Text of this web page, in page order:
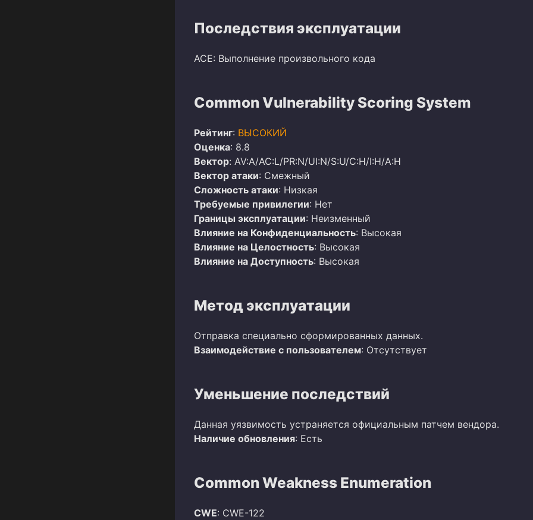
Последствия эксплуатации
ACE: Выполнение произвольного кода
Common Vulnerability Scoring System
Рейтинг: ВЫСОКИЙ
Оценка: 8.8
Вектор: AV:A/AC:L/PR:N/UI:N/S:U/C:H/I:H/A:H
Вектор атаки: Смежный
Сложность атаки: Низкая
Требуемые привилегии: Нет
Границы эксплуатации: Неизменный
Влияние на Конфиденциальность: Высокая
Влияние на Целостность: Высокая
Влияние на Доступность: Высокая
Метод эксплуатации
Отправка специально сформированных данных.
Взаимодействие с пользователем: Отсутствует
Уменьшение последствий
Данная уязвимость устраняется официальным патчем вендора.
Наличие обновления: Есть
Common Weakness Enumeration
CWE: CWE-122